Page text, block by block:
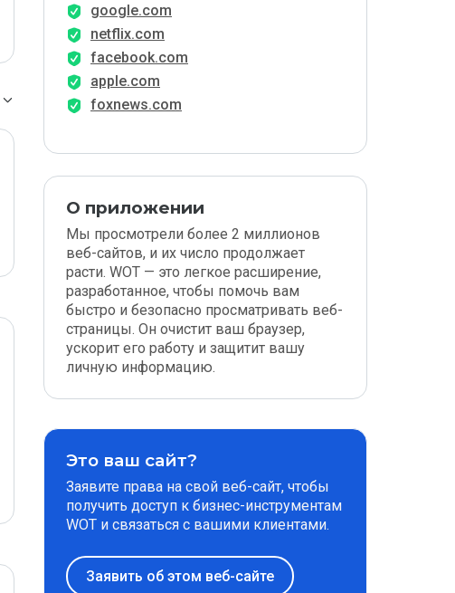
google.com
netflix.com
facebook.com
apple.com
foxnews.com
О приложении
Мы просмотрели более 2 миллионов
веб-сайтов, и их число продолжает
расти. WOT — это легкое расширение,
разработанное, чтобы помочь вам
быстро и безопасно просматривать веб-
страницы. Он очистит ваш браузер,
ускорит его работу и защитит вашу
личную информацию.
Это ваш сайт?
Заявите права на свой веб-сайт, чтобы
получить доступ к бизнес-инструментам
WOT и связаться с вашими клиентами.
Заявить об этом веб-сайте